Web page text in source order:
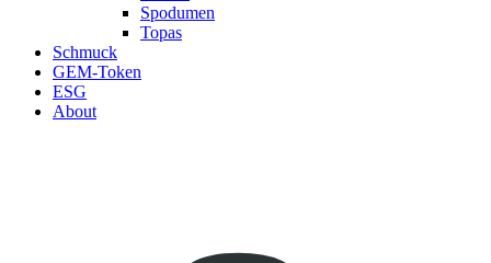
Spodumen
Topas
Schmuck
GEM-Token
ESG
About